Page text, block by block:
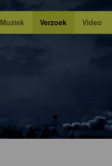
Muziek Verzoek Video